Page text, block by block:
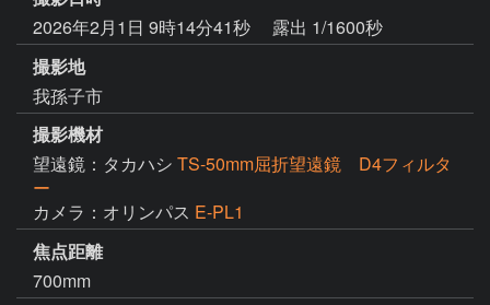
2026年2月1日 9時14分41秒
露出 1/1600秒
撮影地
我孫子市
撮影機材
望遠鏡：タカハシ TS-50mm屈折望遠鏡 D4フィルタ
ー
カメラ：オリンパス E-PL1
焦点距離
700mm